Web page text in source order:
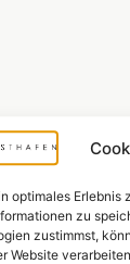
optimales
zu
zustimmst,
Website